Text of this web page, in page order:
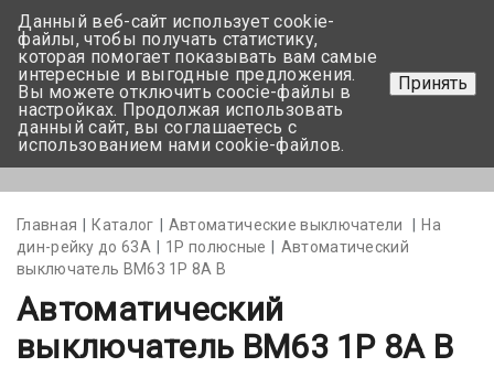
+375 17-350-99-56
+375 44-752-82-08
Задать вопрос
Главная Каталог Автоматические выключатели
На
дин-рейку до 63А
1Р полюсные
Автоматический
выключатель BM63 1P 8А B
Автоматический
выключатель BM63 1P 8А B
Данный веб-сайт использует cookie-
файлы, чтобы получать статистику,
которая помогает показывать вам самые
интересные и выгодные предложения.
Вы можете отключить coocie-файлы в
настройках. Продолжая использовать
данный сайт, вы соглашаетесь с
использованием нами cookie-файлов.
Принять